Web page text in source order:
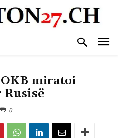
OKB miratoi
Rusisë
0